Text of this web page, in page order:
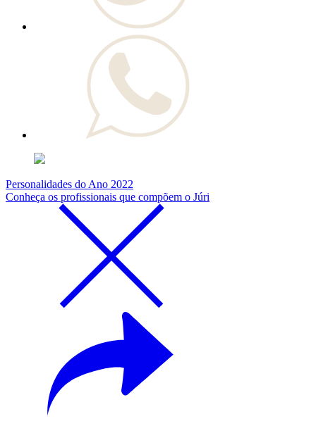
Personalidades do Ano 2022
Conheça os profissionais que compõem o Júri